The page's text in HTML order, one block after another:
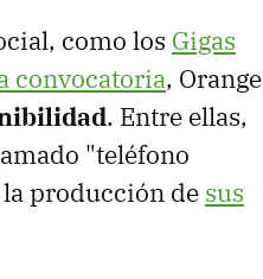
como los Gigas
convocatoria, Orange
. Entre ellas,
"teléfono
producción de sus